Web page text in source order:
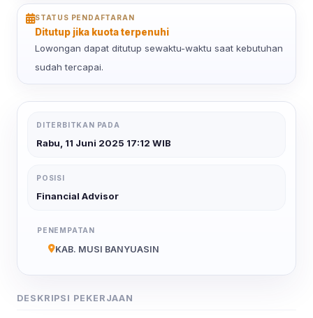
STATUS PENDAFTARAN
Ditutup jika kuota terpenuhi
Lowongan dapat ditutup sewaktu-waktu saat kebutuhan
sudah tercapai.
DITERBITKAN PADA
Rabu, 11 Juni 2025 17:12 WIB
POSISI
Financial Advisor
PENEMPATAN
KAB. MUSI BANYUASIN
DESKRIPSI PEKERJAAN